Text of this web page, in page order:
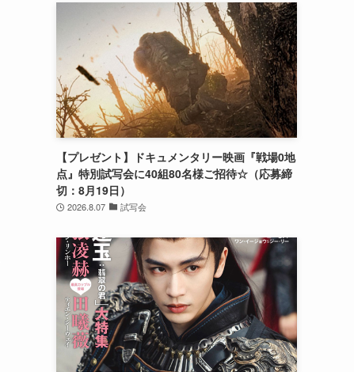
【プレゼント】ドキュメンタリー映画『戦場0地
点』特別試写会に40組80名様ご招待☆（応募締
切：8月19日）
2026.8.07 試写会